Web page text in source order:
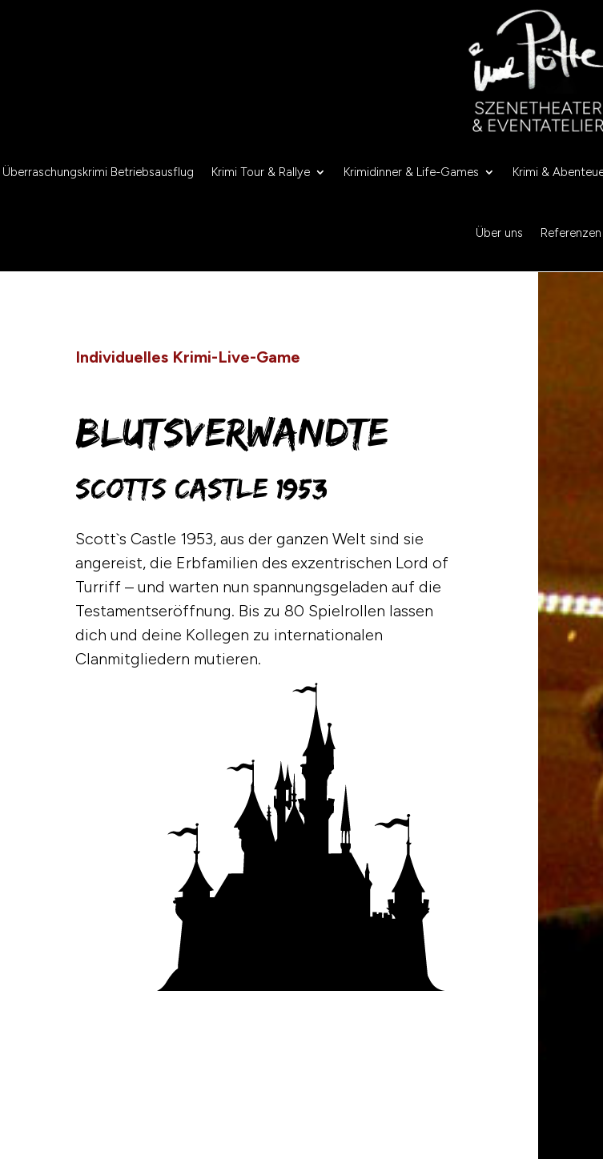
Überraschungskrimi Betriebsausflug Krimi Tour & Rallye Krimidinner & Life-Games Krimi &
Über uns Referenzen
Individuelles Krimi-Live-Game
BLUTSVERWANDTE
Scotts Castle 1953
Scott`s Castle 1953, aus der ganzen Welt sind sie
angereist, die Erbfamilien des exzentrischen Lord of
Turriff – und warten nun spannungsgeladen auf die
Testamentseröffnung. Bis zu 80 Spielrollen lassen
dich und deine Kollegen zu internationalen
Clanmitgliedern mutieren.